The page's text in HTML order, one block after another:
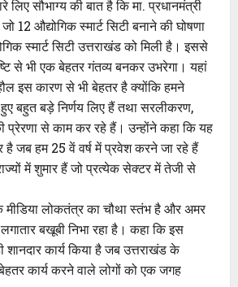
लिए सौभाग्य की बात है कि मा. प्रधानमंत्री
12 औद्योगिक स्मार्ट सिटी बनाने की घोषणा
स्मार्ट सिटी उत्तराखंड को मिली है। इससे
से भी एक बेहतर गंतव्य बनकर उभरेगा। यहां
इस कारण से भी बेहतर है क्योंकि हमने
बहुत बड़े निर्णय लिए हैं तथा सरलीकरण,
प्रेरणा से काम कर रहे हैं। उन्होंने कहा कि यह
जब हम 25 वें वर्ष में प्रवेश करने जा रहे हैं
में शुमार हैं जो प्रत्येक सेक्टर में तेजी से
मीडिया लोकतंत्र का चौथा स्तंभ है और अमर
बखूबी निभा रहा है। कहा कि इस
कार्य किया है जब उत्तराखंड के
कार्य करने वाले लोगों को एक जगह